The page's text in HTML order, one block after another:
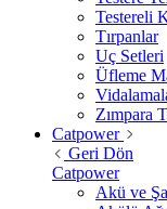
Testereli
Tırpanlar
Uç Setleri
Üfleme
Zımpara
Catpower
Geri Dön
Catpower
Akü ve